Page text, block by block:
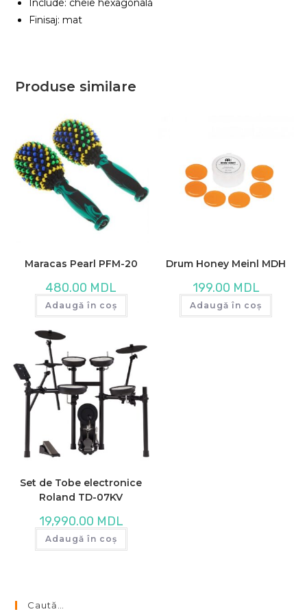
Finisaj: mat
Produse similare
Maracas Pearl PFM-20
480.00 MDL
Adaugă în coș
Drum Honey Meinl MDH
199.00 MDL
Adaugă în coș
Set de Tobe electronice
Roland TD-07KV
19,990.00 MDL
Adaugă în coș
Caută…